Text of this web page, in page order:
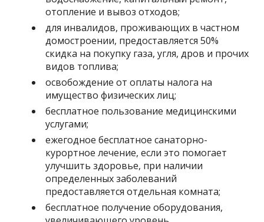
отопление и вывоз отходов;
для инвалидов, проживающих в частном
домостроении, предоставляется 50%
скидка на покупку газа, угля, дров и прочих
видов топлива;
освобождение от оплаты налога на
имущество физических лиц;
бесплатное пользование медицинскими
услугами;
ежегодное бесплатное санаторно-
курортное лечение, если это помогает
улучшить здоровье, при наличии
определенных заболеваний
предоставляется отдельная комната;
бесплатное получение оборудования,